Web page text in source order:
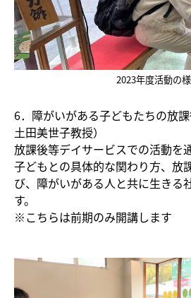
2023年度活動の
6．障がいがある子どもたちの放
土田美世子教授）
放課後等デイサービスでの活動を
子どもとの具体的な関わり方、放
び、障がいがある人と共に生きる
す。
※こちらは前期のみ開講します